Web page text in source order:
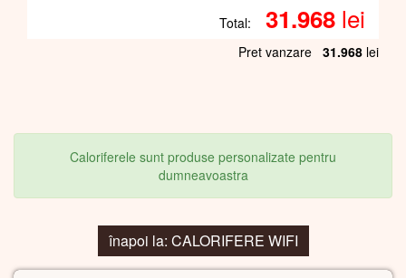
Total: 31.968 lei
Pret vanzare 31.968 lei
Caloriferele sunt produse personalizate pentru
dumneavoastra
înapoi la: CALORIFERE WIFI